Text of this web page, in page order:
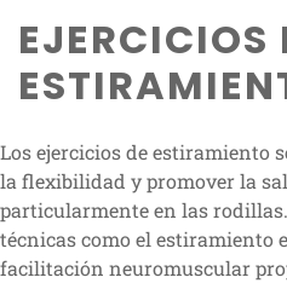
EJERCICIOS
Los ejercicios de estiramiento
la flexibilidad y promover la
particularmente en las
técnicas como el estiramiento
facilitación neuromuscular